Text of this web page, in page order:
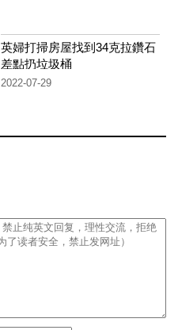
英婦打掃房屋找到34克拉鑽石
差點扔垃圾桶
2022-07-29